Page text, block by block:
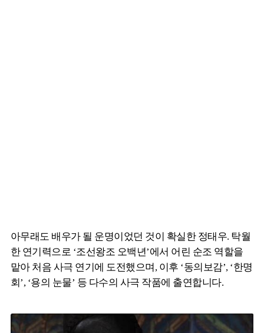
아무래도 배우가 될 운명이었던 것이 확실한 정태우. 탁월
한 연기력으로 ‘조선왕조 오백년’에서 어린 순조 역할을
맡아 처음 사극 연기에 도전했으며, 이후 ‘동의보감’, ‘한명
회’, ‘용의 눈물’ 등 다수의 사극 작품에 출연합니다.